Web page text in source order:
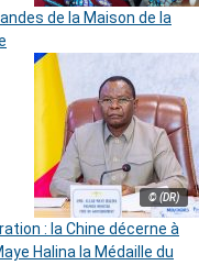
de la Maison de la
© (DR)
: la Chine décerne à
Halina la Médaille du